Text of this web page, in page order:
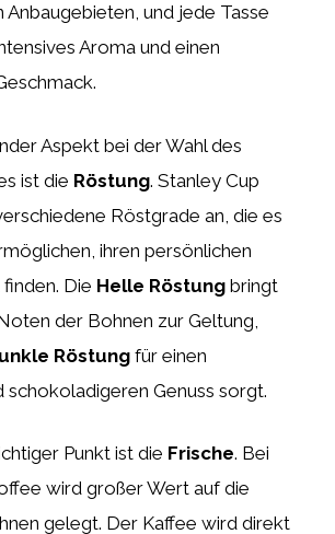
Anbaugebieten, und jede Tasse
Aroma und einen
Aspekt bei der Wahl des
ist die Röstung. Stanley Cup
Röstgrade an, die es
ihren persönlichen
Die Helle Röstung bringt
der Bohnen zur Geltung,
Röstung für einen
schokoladigeren Genuss sorgt.
Punkt ist die Frische. Bei
wird großer Wert auf die
gelegt. Der Kaffee wird direkt